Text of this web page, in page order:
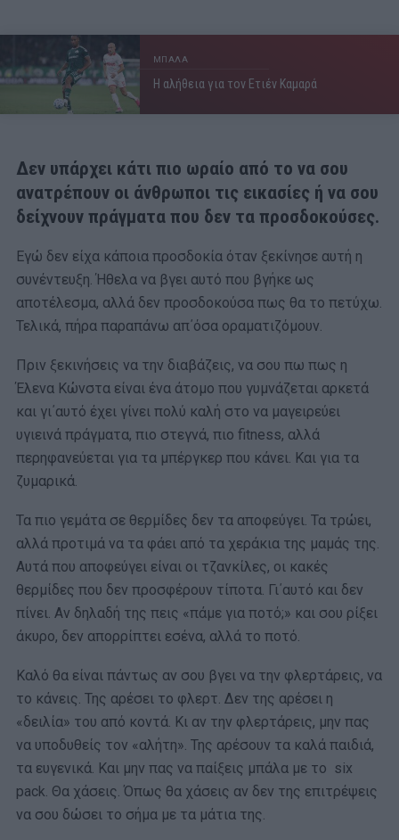
ΜΠΑΛΑ
Η αλήθεια για τον Ετιέν Καμαρά
Δεν υπάρχει κάτι πιο ωραίο από το να σου
ανατρέπουν οι άνθρωποι τις εικασίες ή να σου
δείχνουν πράγματα που δεν τα προσδοκούσες.
Εγώ δεν είχα κάποια προσδοκία όταν ξεκίνησε αυτή η
συνέντευξη. Ήθελα να βγει αυτό που βγήκε ως
αποτέλεσμα, αλλά δεν προσδοκούσα πως θα το πετύχω.
Τελικά, πήρα παραπάνω απ΄όσα οραματιζόμουν.
Πριν ξεκινήσεις να την διαβάζεις, να σου πω πως η
Έλενα Κώνστα είναι ένα άτομο που γυμνάζεται αρκετά
και γι΄αυτό έχει γίνει πολύ καλή στο να μαγειρεύει
υγιεινά πράγματα, πιο στεγνά, πιο fitness, αλλά
περηφανεύεται για τα μπέργκερ που κάνει. Και για τα
ζυμαρικά.
Τα πιο γεμάτα σε θερμίδες δεν τα αποφεύγει. Τα τρώει,
αλλά προτιμά να τα φάει από τα χεράκια της μαμάς της.
Αυτά που αποφεύγει είναι οι τζανκίλες, οι κακές
θερμίδες που δεν προσφέρουν τίποτα. Γι΄αυτό και δεν
πίνει. Αν δηλαδή της πεις «πάμε για ποτό;» και σου ρίξει
άκυρο, δεν απορρίπτει εσένα, αλλά το ποτό.
Καλό θα είναι πάντως αν σου βγει να την φλερτάρεις, να
το κάνεις. Της αρέσει το φλερτ. Δεν της αρέσει η
«δειλία» του από κοντά. Κι αν την φλερτάρεις, μην πας
να υποδυθείς τον «αλήτη». Της αρέσουν τα καλά παιδιά,
τα ευγενικά. Και μην πας να παίξεις μπάλα με το six
pack. Θα χάσεις. Όπως θα χάσεις αν δεν της επιτρέψεις
να σου δώσει το σήμα με τα μάτια της.